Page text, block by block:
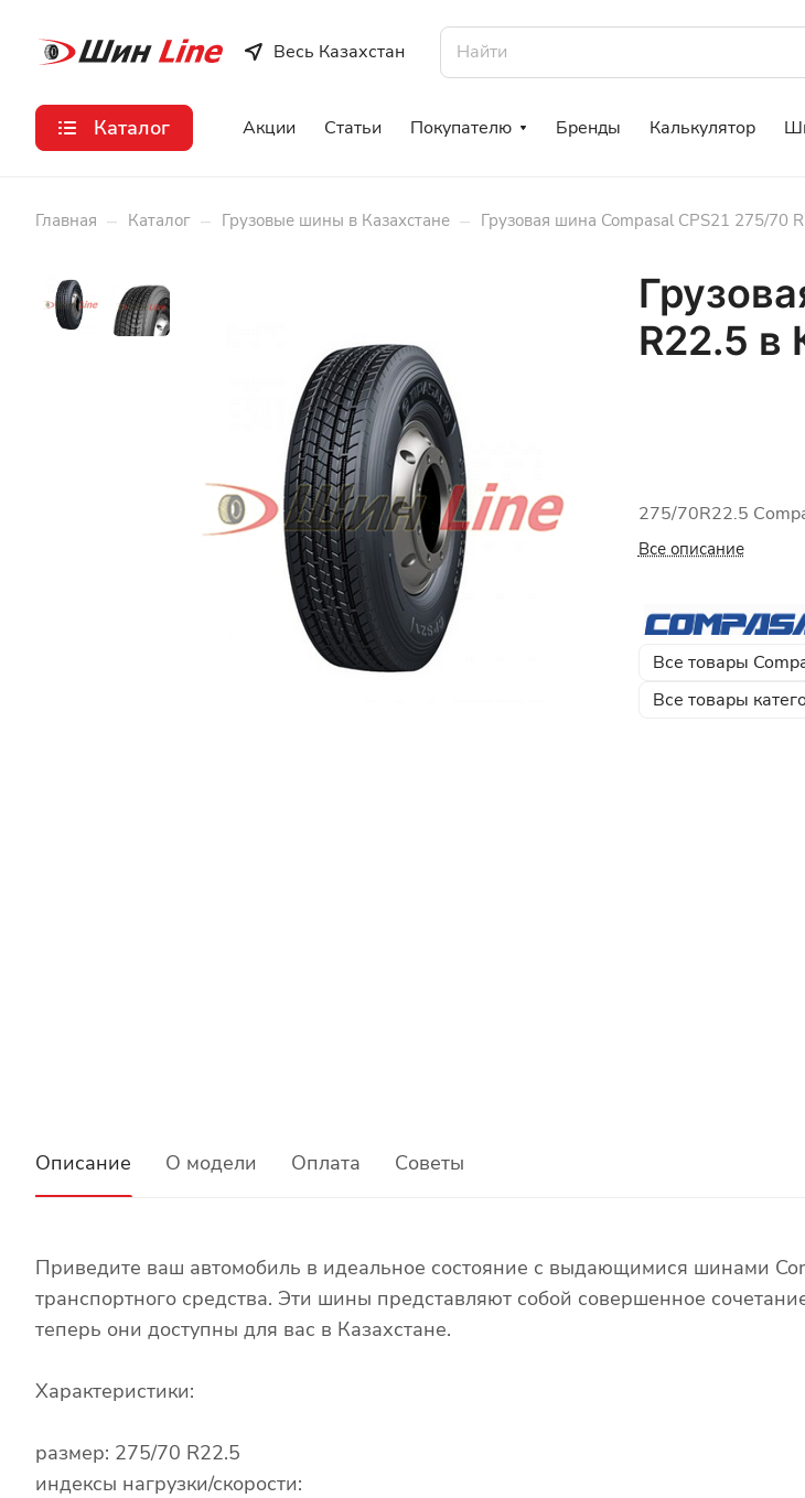
Весь Казахстан
Каталог Акции Статьи Покупателю Бренды Калькулятор
Главная – Каталог – Грузовые шины в Казахстане – Грузовая шина Compasal CPS21 275/70
R22.5 в
275/70R22.5
Все описание
Все товары
Все товары
Описание О модели Оплата Советы
Приведите ваш автомобиль в идеальное состояние с выдающимися шинами
транспортного средства. Эти шины представляют собой совершенное
теперь они доступны для вас в Казахстане.
Характеристики:
размер: 275/70 R22.5
индексы нагрузки/скорости: